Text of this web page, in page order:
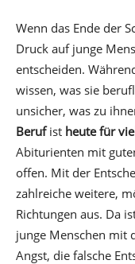
Wenn das Ende der
Druck auf junge
entscheiden.
wissen, was sie
unsicher, was zu
Berufist heute für
Abiturienten mit
offen. Mit der
zahlreiche weitere,
Richtungen aus. Da
junge Menschen mit
Angst, die falsche